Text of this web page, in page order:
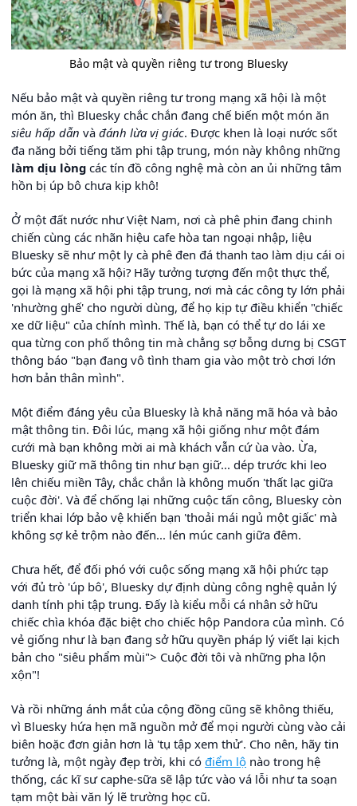
Bảo mật và quyền riêng tư trong Bluesky
Nếu bảo mật và quyền riêng tư trong mạng xã hội là một
món ăn, thì Bluesky chắc chắn đang chế biến một món ăn
siêu hấp dẫn và đánh lừa vị giác. Được khen là loại nước sốt
đa năng bởi tiếng tăm phi tập trung, món này không những
làm dịu lòng các tín đồ công nghệ mà còn an ủi những tâm
hồn bị úp bô chưa kịp khô!
Ở một đất nước như Việt Nam, nơi cà phê phin đang chinh
chiến cùng các nhãn hiệu cafe hòa tan ngoại nhập, liệu
Bluesky sẽ như một ly cà phê đen đá thanh tao làm dịu cái oi
bức của mạng xã hội? Hãy tưởng tượng đến một thực thể,
gọi là mạng xã hội phi tập trung, nơi mà các công ty lớn phải
'nhường ghế' cho người dùng, để họ kịp tự điều khiển "chiếc
xe dữ liệu" của chính mình. Thế là, bạn có thể tự do lái xe
qua từng con phố thông tin mà chẳng sợ bỗng dưng bị CSGT
thông báo "bạn đang vô tình tham gia vào một trò chơi lớn
hơn bản thân mình".
Một điểm đáng yêu của Bluesky là khả năng mã hóa và bảo
mật thông tin. Đôi lúc, mạng xã hội giống như một đám
cưới mà bạn không mời ai mà khách vẫn cứ ùa vào. Ừa,
Bluesky giữ mã thông tin như bạn giữ... dép trước khi leo
lên chiếu miền Tây, chắc chắn là không muốn 'thất lạc giữa
cuộc đời'. Và để chống lại những cuộc tấn công, Bluesky còn
triển khai lớp bảo vệ khiến bạn 'thoải mái ngủ một giấc' mà
không sợ kẻ trộm nào đến... lén múc canh giữa đêm.
Chưa hết, để đối phó với cuộc sống mạng xã hội phức tạp
với đủ trò 'úp bô', Bluesky dự định dùng công nghệ quản lý
danh tính phi tập trung. Đấy là kiểu mỗi cá nhân sở hữu
chiếc chìa khóa đặc biệt cho chiếc hộp Pandora của mình. Có
vẻ giống như là bạn đang sở hữu quyền pháp lý viết lại kịch
bản cho "siêu phẩm mùi"> Cuộc đời tôi và những pha lộn
xộn"!
Và rồi những ánh mắt của cộng đồng cũng sẽ không thiếu,
vì Bluesky hứa hẹn mã nguồn mở để mọi người cùng vào cải
biên hoặc đơn giản hơn là 'tụ tập xem thử'. Cho nên, hãy tin
tưởng là, một ngày đẹp trời, khi có điểm lộ nào trong hệ
thống, các kĩ sư caphe-sữa sẽ lập tức vào vá lỗi như ta soạn
tạm một bài văn lý lẽ trường học cũ.